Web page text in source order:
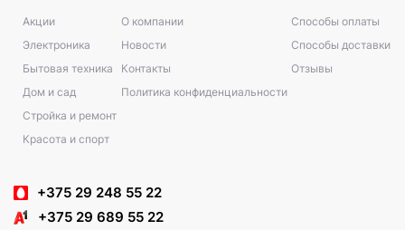
Акции
Электроника
Бытовая техника
Дом и сад
Стройка и ремонт
Красота и спорт
О компании
Новости
Контакты
Политика конфиденциальности
Способы оплаты
Способы доставки
Отзывы
+375 29 248 55 22
+375 29 689 55 22